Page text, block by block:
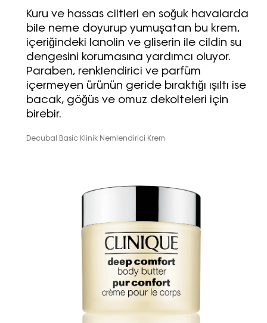
Kuru ve hassas ciltleri en soğuk havalarda
bile neme doyurup yumuşatan bu krem,
içeriğindeki lanolin ve gliserin ile cildin su
dengesini korumasına yardımcı oluyor.
Paraben, renklendirici ve parfüm
içermeyen ürünün geride bıraktığı ışıltı ise
bacak, göğüs ve omuz dekolteleri için
birebir.
Decubal Basic Klinik Nemlendirici Krem